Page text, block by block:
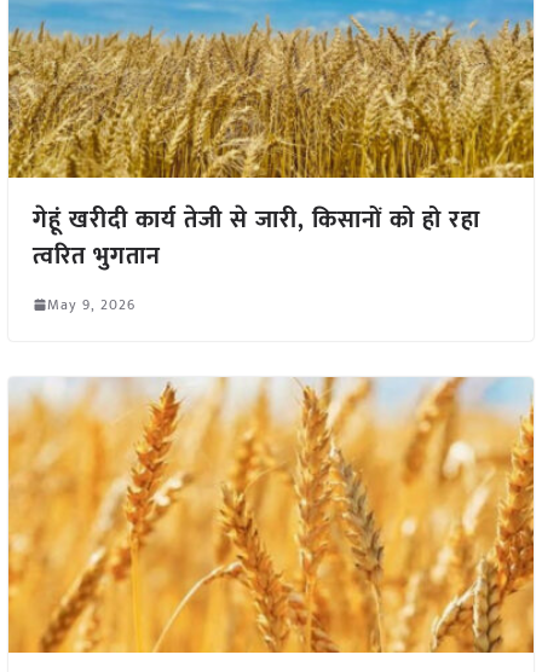
गेहूं खरीदी कार्य तेजी से जारी, किसानों को हो रहा
त्वरित भुगतान
May 9, 2026